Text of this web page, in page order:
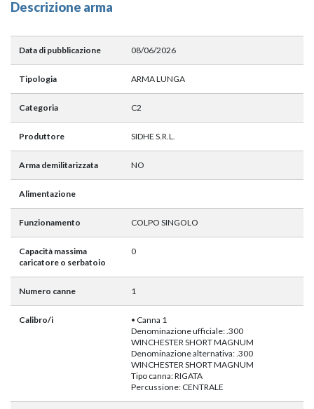
Descrizione arma
Data di pubblicazione 08/06/2026
Tipologia ARMA LUNGA
Categoria C2
Produttore SIDHE S.R.L.
Arma demilitarizzata NO
Alimentazione
Funzionamento COLPO SINGOLO
Capacità massima
caricatore o serbatoio
0
Numero canne 1
Calibro/i
• Canna 1
Denominazione ufficiale: .300
WINCHESTER SHORT MAGNUM
Denominazione alternativa: .300
WINCHESTER SHORT MAGNUM
Tipo canna: RIGATA
Percussione: CENTRALE